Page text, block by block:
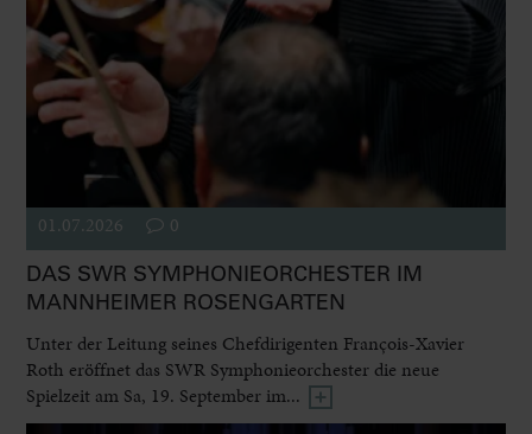
01.07.2026 0
DAS SWR SYMPHONIEORCHESTER IM
MANNHEIMER ROSENGARTEN
Unter der Leitung seines Chefdirigenten François-Xavier
Roth eröffnet das SWR Symphonieorchester die neue
Spielzeit am Sa, 19. September im...